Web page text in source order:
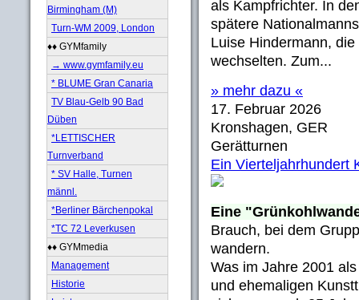
Birmingham (M)
Turn-WM 2009, London
♦♦ GYMfamily
→ www.gymfamily.eu
* BLUME Gran Canaria
TV Blau-Gelb 90 Bad
Düben
*LETTISCHER
Turnverband
* SV Halle, Turnen
männl.
*Berliner Bärchenpokal
*TC 72 Leverkusen
♦♦ GYMmedia
Management
Historie
als Kampfrichter. In
spätere
Luise Hindermann,
wechselten. Zum...
» mehr dazu «
17. Februar 2026
Kronshagen, GER
Gerätturnen
Ein Vierteljahrhundert
Eine
Brauch, bei dem
wandern.
Was im Jahre 2001
und ehemaligen